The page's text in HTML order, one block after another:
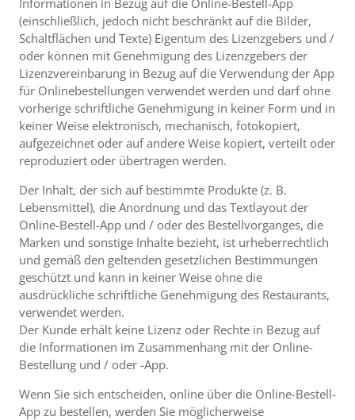
Informationen in Bezug auf die Online-Bestell-App
(einschließlich, jedoch nicht beschränkt auf die Bilder,
Schaltflächen und Texte) Eigentum des Lizenzgebers und /
oder können mit Genehmigung des Lizenzgebers der
Lizenzvereinbarung in Bezug auf die Verwendung der App
für Onlinebestellungen verwendet werden und darf ohne
vorherige schriftliche Genehmigung in keiner Form und in
keiner Weise elektronisch, mechanisch, fotokopiert,
aufgezeichnet oder auf andere Weise kopiert, verteilt oder
reproduziert oder übertragen werden.
Der Inhalt, der sich auf bestimmte Produkte (z. B.
Lebensmittel), die Anordnung und das Textlayout der
Online-Bestell-App und / oder des Bestellvorganges, die
Marken und sonstige Inhalte bezieht, ist urheberrechtlich
und gemäß den geltenden gesetzlichen Bestimmungen
geschützt und kann in keiner Weise ohne die
ausdrückliche schriftliche Genehmigung des Restaurants,
verwendet werden.
Der Kunde erhält keine Lizenz oder Rechte in Bezug auf
die Informationen im Zusammenhang mit der Online-
Bestellung und / oder -App.
Wenn Sie sich entscheiden, online über die Online-Bestell-
App zu bestellen, werden Sie möglicherweise